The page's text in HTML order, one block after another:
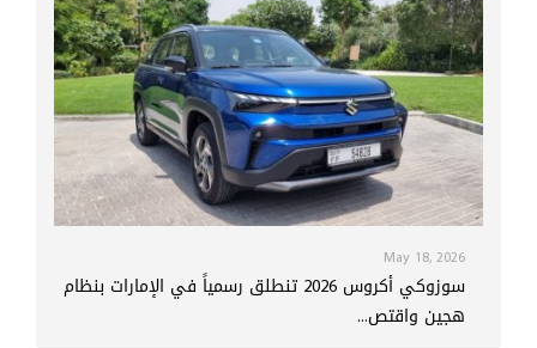
May 18, 2026
سوزوكي أكروس 2026 تنطلق رسمياً في الإمارات بنظام
هجين واقتص...